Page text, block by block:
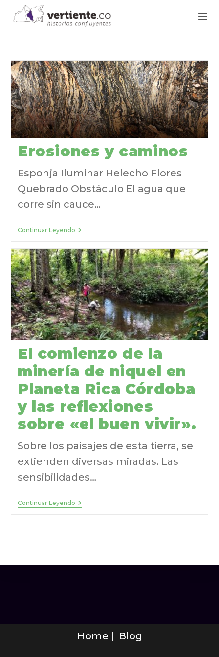
Erosiones y caminos
Esponja Iluminar Helecho Flores
Quebrado Obstáculo El agua que
corre sin cauce…
Continuar Leyendo
El comienzo de la
minería de niquel en
Planeta Rica Córdoba
y las reflexiones
sobre «el buen vivir».
Sobre los paisajes de esta tierra, se
extienden diversas miradas. Las
sensibilidades…
Continuar Leyendo
Home Blog